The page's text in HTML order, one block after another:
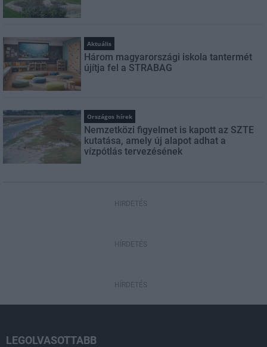
Aktuális
Három magyarországi iskola tantermét
újítja fel a STRABAG
Országos hírek
Nemzetközi figyelmet is kapott az SZTE
kutatása, amely új alapot adhat a
vízpótlás tervezésének
HIRDETÉS
HÍRDETÉS
HÍRDETÉS
LEGOLVASOTTABB